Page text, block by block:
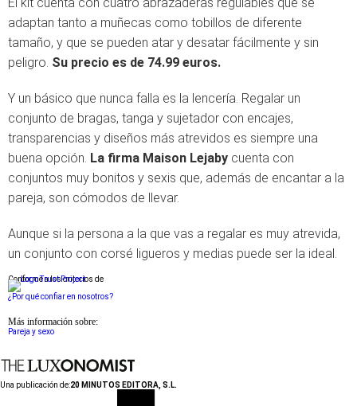
adaptan tanto a muñecas como tobillos de diferente
tamaño, y que se pueden atar y desatar fácilmente y sin
peligro. Su precio es de 74.99 euros.
Y un básico que nunca falla es la lencería. Regalar un
conjunto de bragas, tanga y sujetador con encajes,
transparencias y diseños más atrevidos es siempre una
buena opción. La firma Maison Lejaby cuenta con
conjuntos muy bonitos y sexis que, además de encantar a la
pareja, son cómodos de llevar.
Aunque si la persona a la que vas a regalar es muy atrevida,
un conjunto con corsé ligueros y medias puede ser la ideal.
Conforme a los criterios de
¿Por qué confiar en nosotros?
Más información sobre:
Pareja y sexo
Una publicación de:20 MINUTOS EDITORA, S.L.